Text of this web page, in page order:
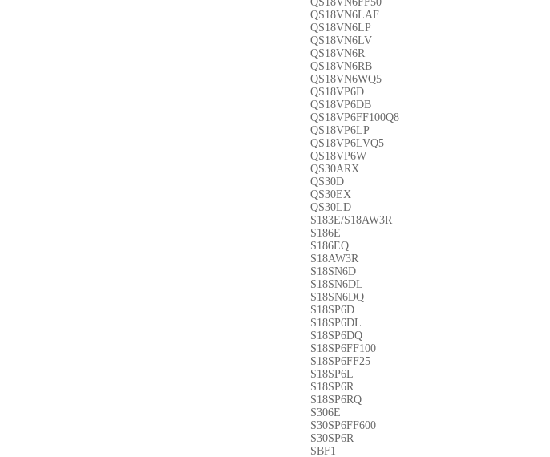
QS18VN6LAF
QS18VN6LP
QS18VN6LV
QS18VN6R
QS18VN6RB
QS18VN6WQ5
QS18VP6D
QS18VP6DB
QS18VP6FF100Q8
QS18VP6LP
QS18VP6LVQ5
QS18VP6W
QS30ARX
QS30D
QS30EX
QS30LD
S183E/S18AW3R
S186E
S186EQ
S18AW3R
S18SN6D
S18SN6DL
S18SN6DQ
S18SP6D
S18SP6DL
S18SP6DQ
S18SP6FF100
S18SP6FF25
S18SP6L
S18SP6R
S18SP6RQ
S306E
S30SP6FF600
S30SP6R
SBF1